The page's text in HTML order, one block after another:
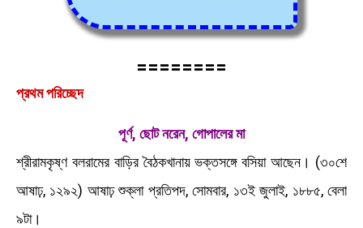
========
প্রথম পরিচ্ছেদ
পূর্ণ, ছোট নরেন, গোপালের মা
শ্রীরামকৃষ্ণ বলরামের বাড়ির বৈঠকখানায় ভক্তসঙ্গে বসিয়া আছেন। (৩০শে
আষাঢ়, ১২৯২) আষাঢ় শুক্লা প্রতিপদ, সোমবার, ১৩ই জুলাই, ১৮৮৫, বেলা
৯টা।